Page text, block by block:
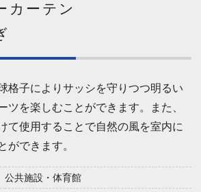
カーテン
格子によりサッシを守りつつ明るい
ツを楽しむことができます。また、
て使用することで自然の風を室内に
ができます。
公共施設・体育館